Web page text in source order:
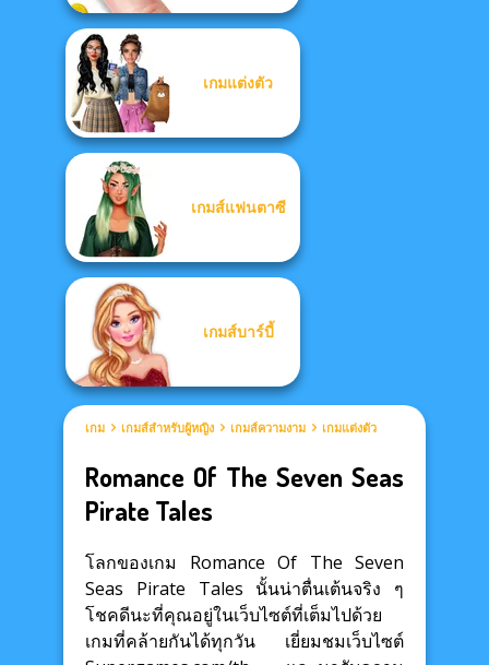
เกมแต่งตัว
เกมส์แฟนตาซี
เกมส์บาร์บี้
เกม เกมส์สำหรับผู้หญิง เกมส์ความงาม เกมแต่งตัว
Romance Of The Seven Seas
Pirate Tales
โลกของเกม Romance Of The Seven
Seas Pirate Tales นั้นน่าตื่นเต้นจริง ๆ
โชคดีนะที่คุณอยู่ในเว็บไซต์ที่เต็มไปด้วย
เกมที่คล้ายกันได้ทุกวัน เยี่ยมชมเว็บไซต์